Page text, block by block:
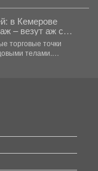
в Кемерове
– везут аж с
торговые точки
телами.